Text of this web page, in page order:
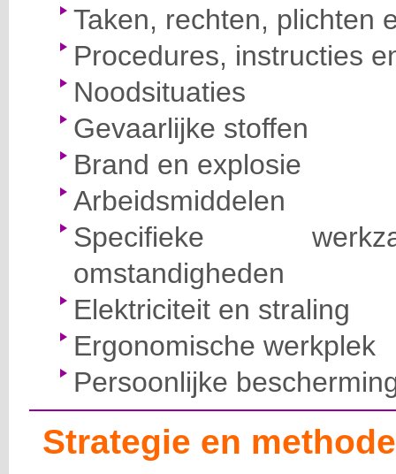
Taken, rechten, plichten
Procedures, instructies
Noodsituaties
Gevaarlijke stoffen
Brand en explosie
Arbeidsmiddelen
Specifieke
omstandigheden
Elektriciteit en straling
Ergonomische werkplek
Persoonlijke
Strategie en